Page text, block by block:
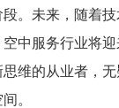
。未来，随着
中服务行业将迎
维的从业者，
。